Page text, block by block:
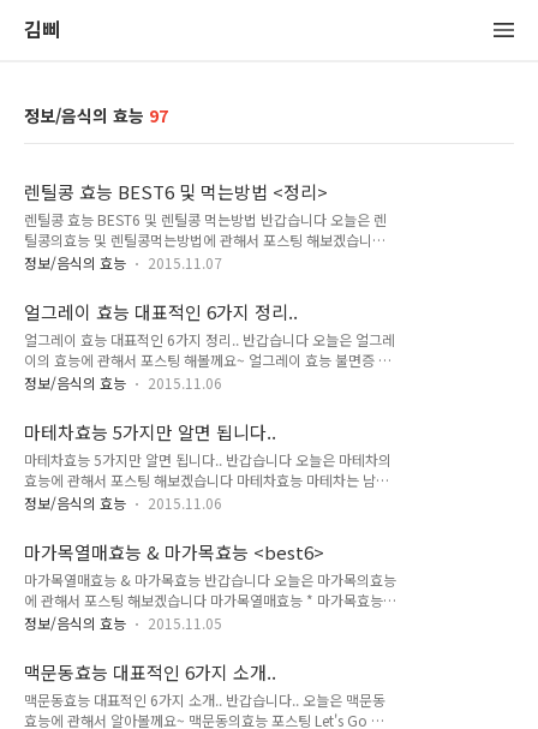
김삐
정보/음식의 효능 97
렌틸콩 효능 BEST6 및 먹는방법 <정리>
렌틸콩 효능 BEST6 및 렌틸콩 먹는방법 반갑습니다 오늘은 렌
틸콩의효능 및 렌틸콩먹는방법에 관해서 포스팅 해보겠습니다
바로 시작할께요~ 렌틸콩의 효능 다이어트에 효과적렌틸콩의
지만 원래 세계5대식품으로 선정될 만큼 효능을 입증받은 식품
입니다단백질 함유량이 많고 콜레스테롤 수치를 낮춰줘서 건강
하게 살을 빼는데 도움을주고 특히나 임산부,여성들에게 좋은 식
품이라고 합니다 식이섬유가 풍부슈퍼곡물에 대한 관심이 많은
데 곡물중 식이섬유가 많은것은 귀리인데 렌틸콩은 귀리보다 2
바나나보다 12배나 많은 식이섬유를 함유한 렌틸콩은 다이어트
효능은 물론 몸의 신진대사와 소화촉진을 도와서변비에 좋고 콜
레스..
정보/음식의 효능 2015.11.07
얼그레이 효능 대표적인 6가지 정리..
얼그레이 효능 대표적인 6가지 정리.. 반갑습니다 오늘은 얼그레
이의 효능에 관해서 포스팅 해볼께요~ 얼그레이 효능 불면증 해
소에 좋습니다얼그레이는 정신을 안정시켜주는 효능이 있습니
움이 됩니다불면증은 보통 스트레스를 많이 받고신경이 예민한
분들에게 쉽게 나타나기 쉬운데얼그레이는 정신안정에 도움이
되기 때문에 불면증 및 릴렉스에 얼그레이의효능이 좋습니다 고
혈압 개선에 좋습니다얼그레이에 들어있는 플라보노이드 성분
이 혈압을 낮춰주는데 도움을 주기때문입니다 다이어트에 좋습
최대한 억제해주며 소화 촉진에도 좋은 역할을 한다고 합니다 이
뇨작용을 합니다얼그레이에는 몸속 노폐물을 제거해주고이뇨를
촉진해 원활한..
정보/음식의 효능 2015.11.06
마테차효능 5가지만 알면 됩니다..
마테차효능 5가지만 알면 됩니다.. 반갑습니다 오늘은 마테차의
효능에 관해서 포스팅 해보겠습니다 마테차효능 마테차는 남미
의 녹차로 불리며다이어트,변비예방,노화예방,우울증,불면증 치
받고있는 세계적인 기호음료 중 하나입니다 그럼 마테차의효능
에 관해서 자세히 알아볼까요? 다이어트 효과마테차에는 클로로
겐산이라는 성분이 함유되어 있는데 이는 지방대사를 도와서 체
지방 분해를 활성화시킨다고 합니다또한 대표적인 마테차의 효
능이 바로 식욕억제 효과입니다마테차에는 미네랄과 비타민 등
면 포만감을 빨리 느끼도록 해줘서 식욕을 조절할수 있는 장점이
있습니다마테차를 마시면 입안이 개운해져 식욕도 사라지고 지
방의 분..
정보/음식의 효능 2015.11.06
마가목열매효능 & 마가목효능 <best6>
마가목열매효능 & 마가목효능 반갑습니다 오늘은 마가목의효능
에 관해서 포스팅 해보겠습니다 마가목열매효능 * 마가목효능
마가목은 쌍떡잎식물 이판화군 장미목 장미과의 낙엽소교목이
다 주로 열매와 나무껍질을 약용으로 쓴다고 알려져 있습니다 마
가목열매효능 & 마가목효능 기관지에 좋습니다 마가목의 대표
적인 효능은 바로 기관지에 좋다는 겁니다 마가목나무의 열매를
달인 물을 꾸준히 먹으면 기관지가 건강해지고 천식과 비염,가래
정보/음식의 효능 2015.11.05
맥문동효능 대표적인 6가지 소개..
맥문동효능 대표적인 6가지 소개.. 반갑습니다.. 오늘은 맥문동
효능에 관해서 알아볼께요~ 맥문동의효능 포스팅 Let's Go 맥